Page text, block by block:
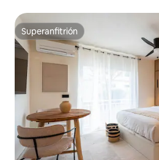
Superanfitrión
Superanfitrión